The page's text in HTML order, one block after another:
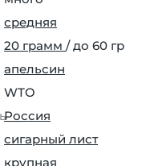
средняя
20 грамм / до 60 гр
апельсин
WTO
Россия
сигарный лист
крупная